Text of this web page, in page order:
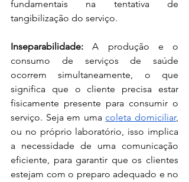
fundamentais na tentativa de
tangibilização do serviço.
Inseparabilidade: A produção e o
consumo de serviços de saúde
ocorrem simultaneamente, o que
significa que o cliente precisa estar
fisicamente presente para consumir o
serviço. Seja em uma coleta domiciliar,
ou no próprio laboratório, isso implica
a necessidade de uma comunicação
eficiente, para garantir que os clientes
estejam com o preparo adequado e no